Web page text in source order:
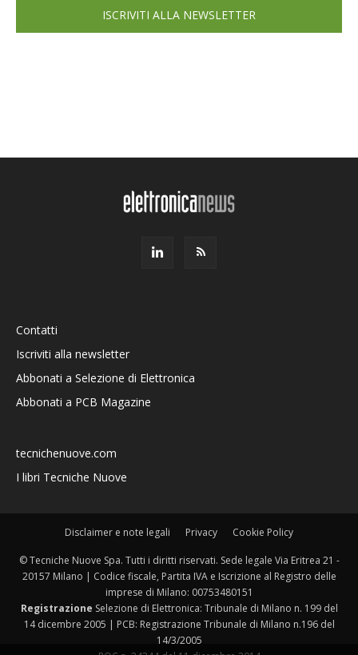
ISCRIVITI ALLA NEWSLETTER
Contatti
Iscriviti alla newsletter
Abbonati a Selezione di Elettronica
Abbonati a PCB Magazine
tecnichenuove.com
I libri Tecniche Nuove
Disclaimer e note legali Privacy Cookie Policy
© Tecniche Nuove Spa. Tutti i diritti riservati. Sede legale Via Eritrea 21 -
20157 Milano | Codice fiscale, Partita IVA e Iscrizione al Registro delle
imprese di Milano: 00753480151
Registrazione Selezione di Elettronica: Tribunale di Milano n. 199 del
14 dicembre 2005 | PCB: Registrazione Tribunale di Milano n.196 del
14/3/2005